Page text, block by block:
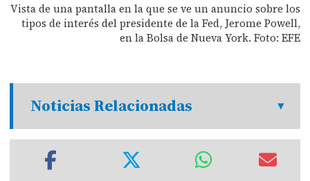
Vista de una pantalla en la que se ve un anuncio sobre los
tipos de interés del presidente de la Fed, Jerome Powell,
en la Bolsa de Nueva York. Foto: EFE
Noticias Relacionadas